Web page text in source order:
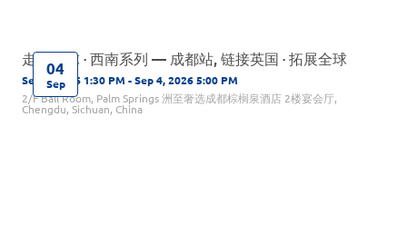
04
Sep
走向全球 · 西南系列 — 成都站, 链接英国 · 拓展全球
Sep 4, 2026 1:30 PM - Sep 4, 2026 5:00 PM
2/F Ball Room, Palm Springs 洲至奢选成都棕榈泉酒店 2楼宴会厅,
Chengdu, Sichuan, China